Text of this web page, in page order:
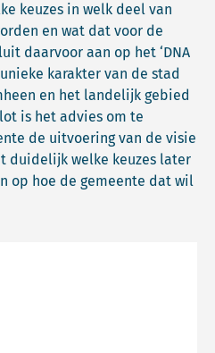
keuzes in welk deel van
en wat dat voor de
daarvoor aan op het ‘DNA
karakter van de stad
en het landelijk gebied
is het advies om te
de uitvoering van de visie
duidelijk welke keuzes later
op hoe de gemeente dat wil